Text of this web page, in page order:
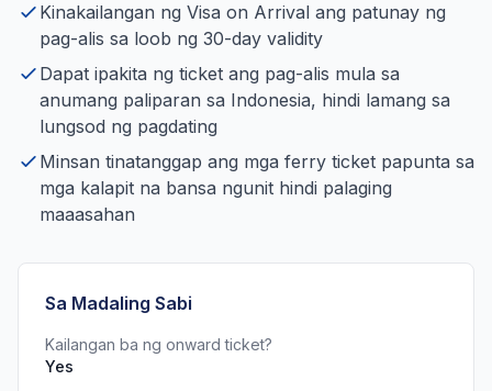
Kinakailangan ng Visa on Arrival ang patunay ng
pag-alis sa loob ng 30-day validity
Dapat ipakita ng ticket ang pag-alis mula sa
anumang paliparan sa Indonesia, hindi lamang sa
lungsod ng pagdating
Minsan tinatanggap ang mga ferry ticket papunta sa
mga kalapit na bansa ngunit hindi palaging
maaasahan
Sa Madaling Sabi
Kailangan ba ng onward ticket?
Yes